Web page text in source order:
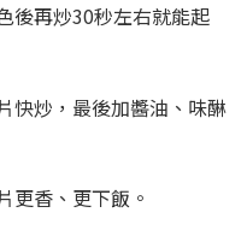
後再炒30秒左右就能起
快炒，最後加醬油、味醂
更香、更下飯。